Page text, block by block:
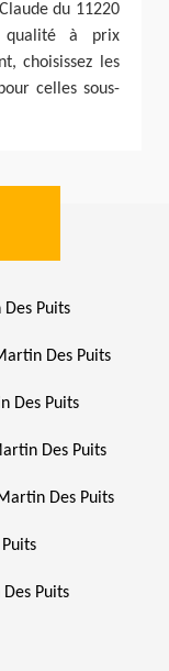
du 11220
qualité à prix
choisissez les
celles sous-
Puits
Des Puits
Des Puits
Des Puits
Des Puits
Puits